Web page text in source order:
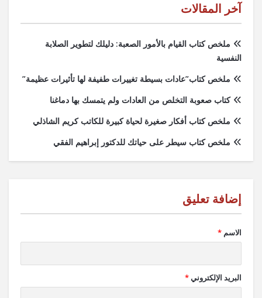
آخر المقالات
ملخص كتاب القيام بالأمور الصعبة: دليلك لتطوير الصلابة
النفسية
ملخص كتاب”عادات بسيطة تغييرات طفيفة لها تأثيرات عظيمة”
كتاب صعوبة التخلص من العادات ولم يتمسك بها دماغنا
ملخص كتاب أفكار صغيرة لحياة كبيرة للكاتب كريم الشاذلي
ملخص كتاب سيطر على حياتك للدكتور إبراهيم الفقي
الاسم *
البريد الإلكتروني*